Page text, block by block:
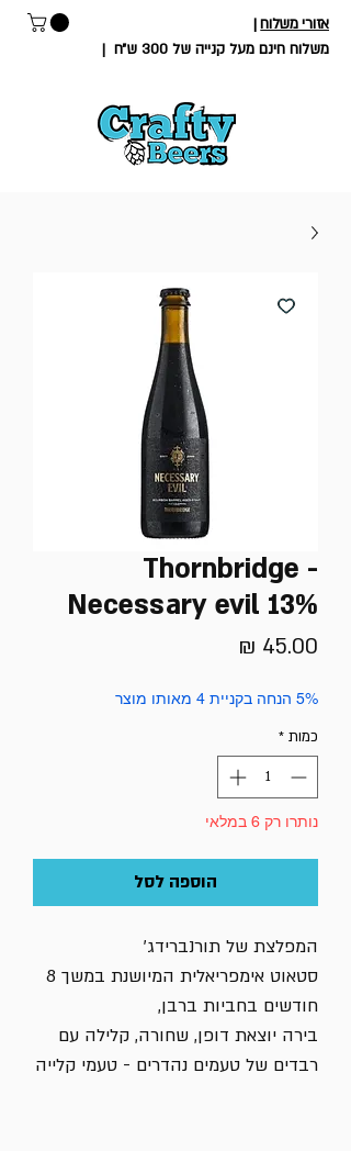
אזורי משלוח|
משלוח חינם מעל קנייה של 300 ש״ח
|
Thornbridge -
Necessary evil 13%
5% הנחה בקניית 4 מאותו מוצר
כמות *
נותרו רק 6 במלאי
הוספה לסל
המפלצת של תורנברידג'
סטאוט אימפריאלית המיושנת במשך 8
חודשים בחביות ברבן,
בירה יוצאת דופן, שחורה, קלילה עם
רבדים של טעמים נהדרים - טעמי קלייה